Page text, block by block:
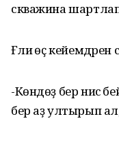
скважина шартлап
Ғәлиә өҫ
-Көндөҙ бер нисә
бер аҙ ултырып